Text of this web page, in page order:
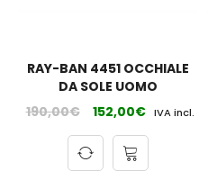
RAY-BAN 4451 OCCHIALE
DA SOLE UOMO
190,00€ 152,00€ IVA incl.